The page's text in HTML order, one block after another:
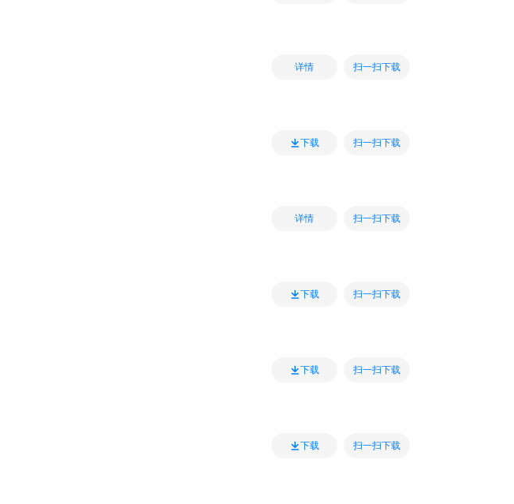
详情 扫一扫下载
下载 扫一扫下载
详情 扫一扫下载
下载 扫一扫下载
下载 扫一扫下载
下载 扫一扫下载